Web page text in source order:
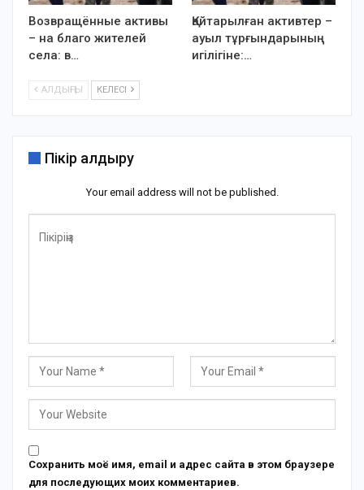
Возвращённые активы
– на благо жителей
села: в…
Қайтарылған активтер –
ауыл тұрғындарының
игілігіне:…
АЛДЫҢҒЫ КЕЛЕСІ
Пікір қалдыру
Your email address will not be published.
Сохранить моё имя, email и адрес сайта в этом браузере
для последующих моих комментариев.